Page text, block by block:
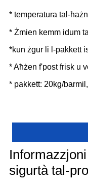
* temperatura tal-
* Żmien kemm idum
*kun żgur li l-pakkett
* Aħżen f'post frisk u
* pakkett: 20kg/
sigurtà tal-